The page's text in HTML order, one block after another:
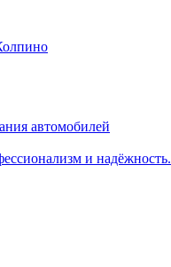
автомобилей
и надёжность.